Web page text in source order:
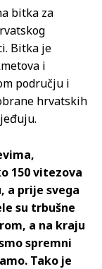
bitka za
Bitka je
i
području i
hrvatskih
150 vitezova
a prije svega
su trbušne
a na kraju
spremni
Tako je